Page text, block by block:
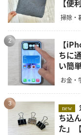
【便
掃除・
2
【
ちに
い簡
お金・
3
new
余った「ダブルクリップ」を車に持
ち込
た」